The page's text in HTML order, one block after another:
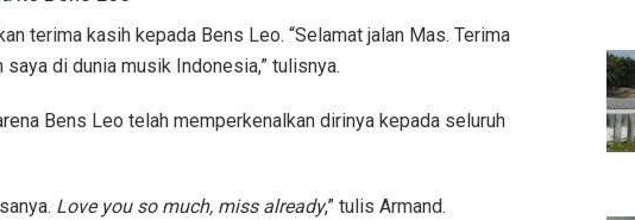
terima kasih kepada Bens Leo. “Selamat jalan Mas. Terima
di dunia musik Indonesia,” tulisnya.
Bens Leo telah memperkenalkan dirinya kepada seluruh
Love you so much, miss already,” tulis Armand.